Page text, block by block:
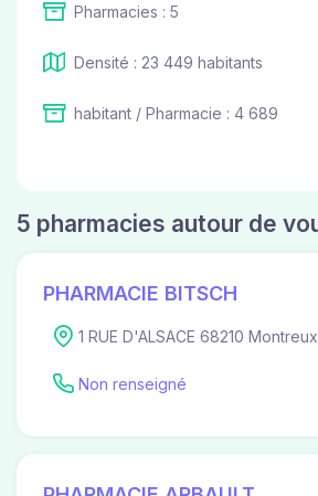
Pharmacies : 5
Densité : 23 449 habitants
habitant / Pharmacie : 4 689
5 pharmacies autour de
PHARMACIE BITSCH
1 RUE D'ALSACE 68210
Non renseigné